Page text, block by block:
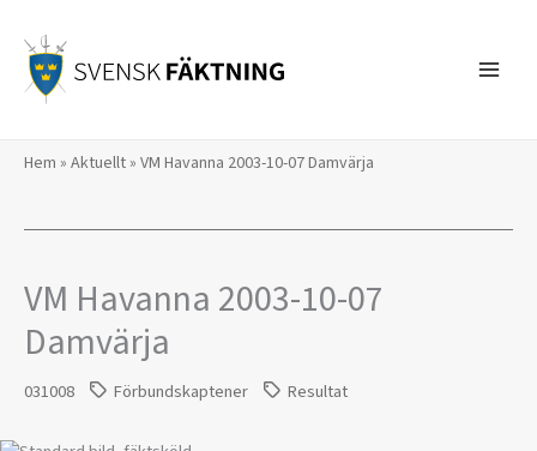
innehåll
Hem » Aktuellt» VM Havanna 2003-10-07 Damvärja
VM Havanna 2003-10-07
Damvärja
031008 Förbundskaptener Resultat